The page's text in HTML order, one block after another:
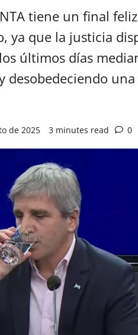
tiene un final
ya que la justicia
últimos días
desobedeciendo
de 2025 3 minutes read 0